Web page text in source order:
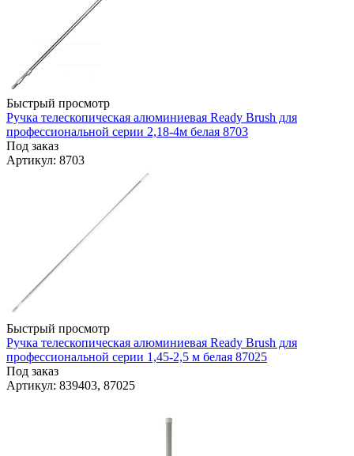
Быстрый просмотр
Ручка телескопическая алюминиевая Ready Brush для
профессиональной серии 2,18-4м белая 8703
Под заказ
Артикул: 8703
Быстрый просмотр
Ручка телескопическая алюминиевая Ready Brush для
профессиональной серии 1,45-2,5 м белая 87025
Под заказ
Артикул: 839403, 87025